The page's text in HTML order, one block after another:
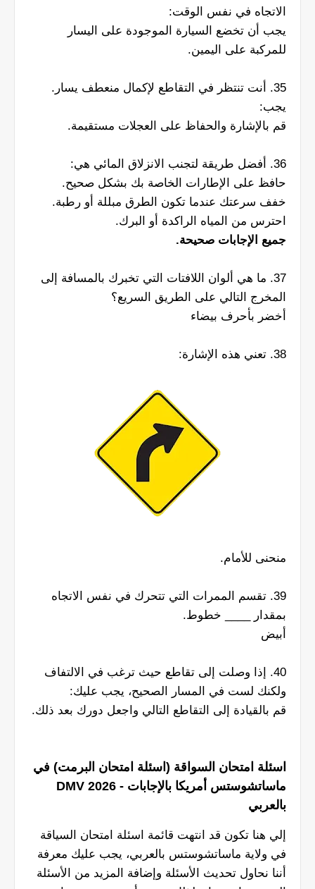
الاتجاه في نفس الوقت:
يجب أن تخضع السيارة الموجودة على اليسار
للمركبة على اليمين.
35. أنت تنتظر في التقاطع لإكمال منعطف يسار.
يجب:
قم بالإشارة والحفاظ على العجلات مستقيمة.
36. أفضل طريقة لتجنب الانزلاق المائي هي:
حافظ على الإطارات الخاصة بك بشكل صحيح.
خفف سرعتك عندما تكون الطرق مبللة أو رطبة.
احترس من المياه الراكدة أو البرك.
جميع الإجابات صحيحة.
37. ما هي ألوان اللافتات التي تخبرك بالمسافة إلى
المخرج التالي على الطريق السريع؟
أخضر بأحرف بيضاء
38. تعني هذه الإشارة:
منحنى للأمام.
39. تقسم الممرات التي تتحرك في نفس الاتجاه
بمقدار ____ خطوط.
أبيض
40. إذا وصلت إلى تقاطع حيث ترغب في الالتفاف
ولكنك لست في المسار الصحيح، يجب عليك:
قم بالقيادة إلى التقاطع التالي واجعل دورك بعد ذلك.
اسئلة امتحان السواقة (اسئلة امتحان البرمت) في
ماساتشوستس أمريكا بالإجابات - DMV 2026
بالعربي
إلي هنا تكون قد انتهت قائمة اسئلة امتحان السياقة
في ولاية ماساتشوستس بالعربي، يجب عليك معرفة
أننا نحاول تحديث الأسئلة وإضافة المزيد من الأسئلة